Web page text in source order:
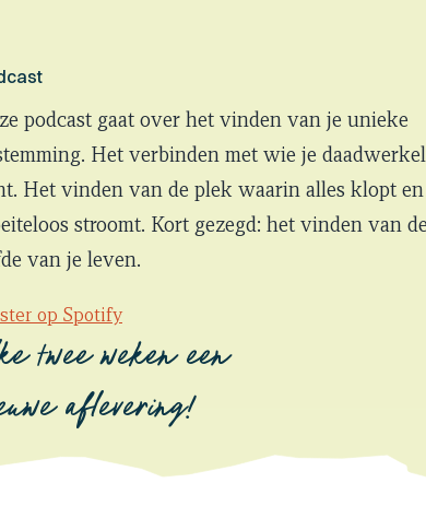
podcast gaat over het vinden van je unieke
Het verbinden met wie je
Het vinden van de plek waarin alles klopt en
stroomt. Kort gezegd: het vinden van de
van je leven.
op Spotify
twee weken een
aflevering!